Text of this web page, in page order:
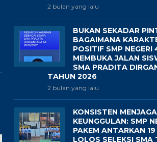
2 bulan yang lalu
BUKAN SEKADAR
BAGAIMANA
POSITIF SMP NEGERI
MEMBUKA JALAN
SMA PRADITA
TAHUN 2026
2 bulan yang lalu
KONSISTEN
KEUNGGULAN: SMP
PAKEM ANTARKAN
LOLOS SELEKSI SMA